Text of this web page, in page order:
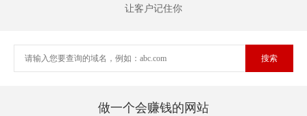
让客户记住你
做一个会赚钱的网站